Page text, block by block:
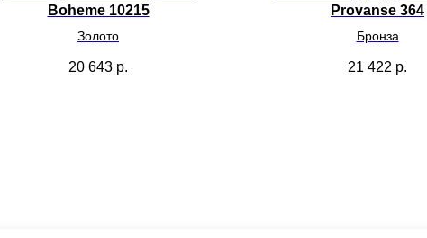
Boheme 10215
Золото
20 643 р.
Provanse 364
Бронза
21 422 р.